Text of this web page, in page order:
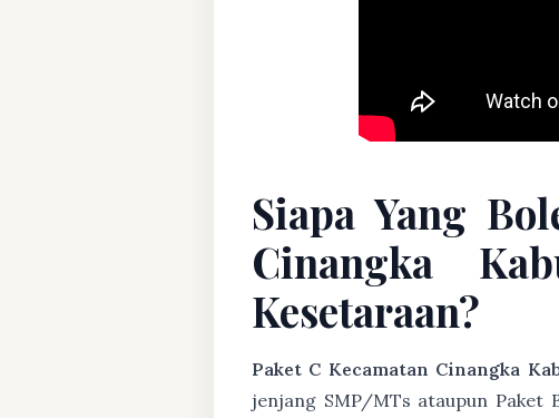
Siapa Yang
Cinangka
Kesetaraan?
Paket C Kecamatan Cinangka
jenjang SMP/MTs ataupun Paket